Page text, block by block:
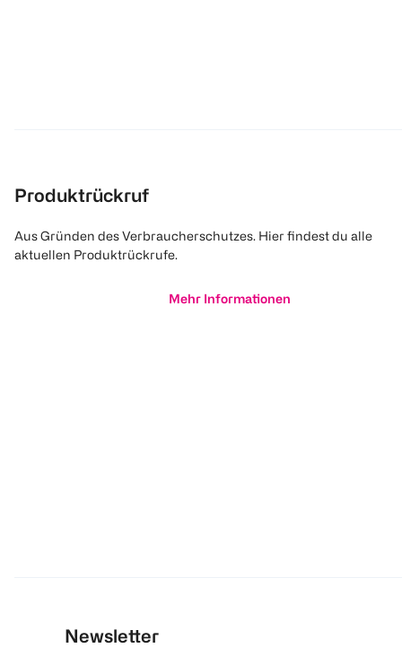
Produktrückruf
Aus Gründen des Verbraucherschutzes. Hier findest du alle
aktuellen Produktrückrufe.
Mehr Informationen
Newsletter